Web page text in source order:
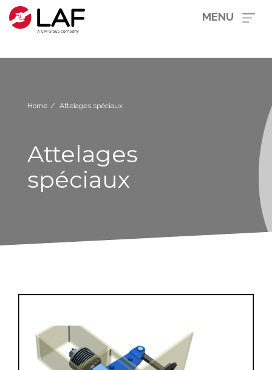
MENU
Home Attelages spéciaux
Attelages
spéciaux